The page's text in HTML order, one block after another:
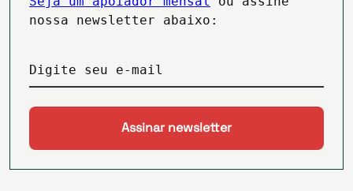
nossa newsletter abaixo:
Digite seu e-mail